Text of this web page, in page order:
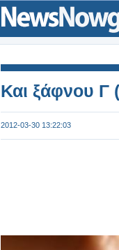
Και ξάφνου Γ
2012-03-30 13:22:03